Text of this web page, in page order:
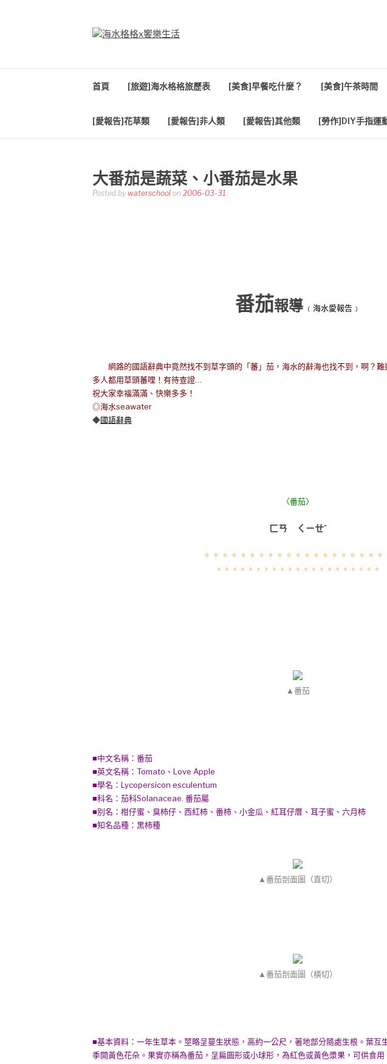
首頁 [旅遊]海水格格旅歷表 [美食]早餐吃什麼？ [美食]午茶時間
[愛報告]花草類 [愛報告]非人類 [愛報告]其他類 [勞作]DIY手指運
大番茄是蔬菜、小番茄是水果
Posted by waterschool on 2006-03-31
番茄報導 ﹝海水愛報告﹞
網路的國語辭典中竟然找不到草字頭的「蕃」茄，海水的辭海也找不到，啊？
多人都用草頭蕃哩！有待查證…
祝大家幸福滿滿、快樂多多！
◎海水seawater
◆國語辭典
〈番茄〉
ㄈㄢ ㄑㄧㄝˊ
。。。。。。。。。。。。。。。。。。。。
。。。。。。。。。。。。。。。。。。。。。
▲番茄
■中文名稱：番茄
■英文名稱：Tomato、Love Apple
■學名：Lycopersicon esculentum
■科名：茄科Solanaceae. 番茄屬
■別名：柑仔蜜、臭柿仔、西紅柿、番柿、小金瓜、紅耳仔厝、耳子蜜、六月柿
■知名品種：黑柿種
▲番茄剖面圖（直切）
▲番茄剖面圖（橫切）
■基本資料：一年生草本。莖略呈蔓生狀態，高約一公尺，著地部分隨處生根。葉互
季開黃色花朵。果實亦稱為番茄，呈扁圓形或小球形，為紅色或黃色漿果，可供食用